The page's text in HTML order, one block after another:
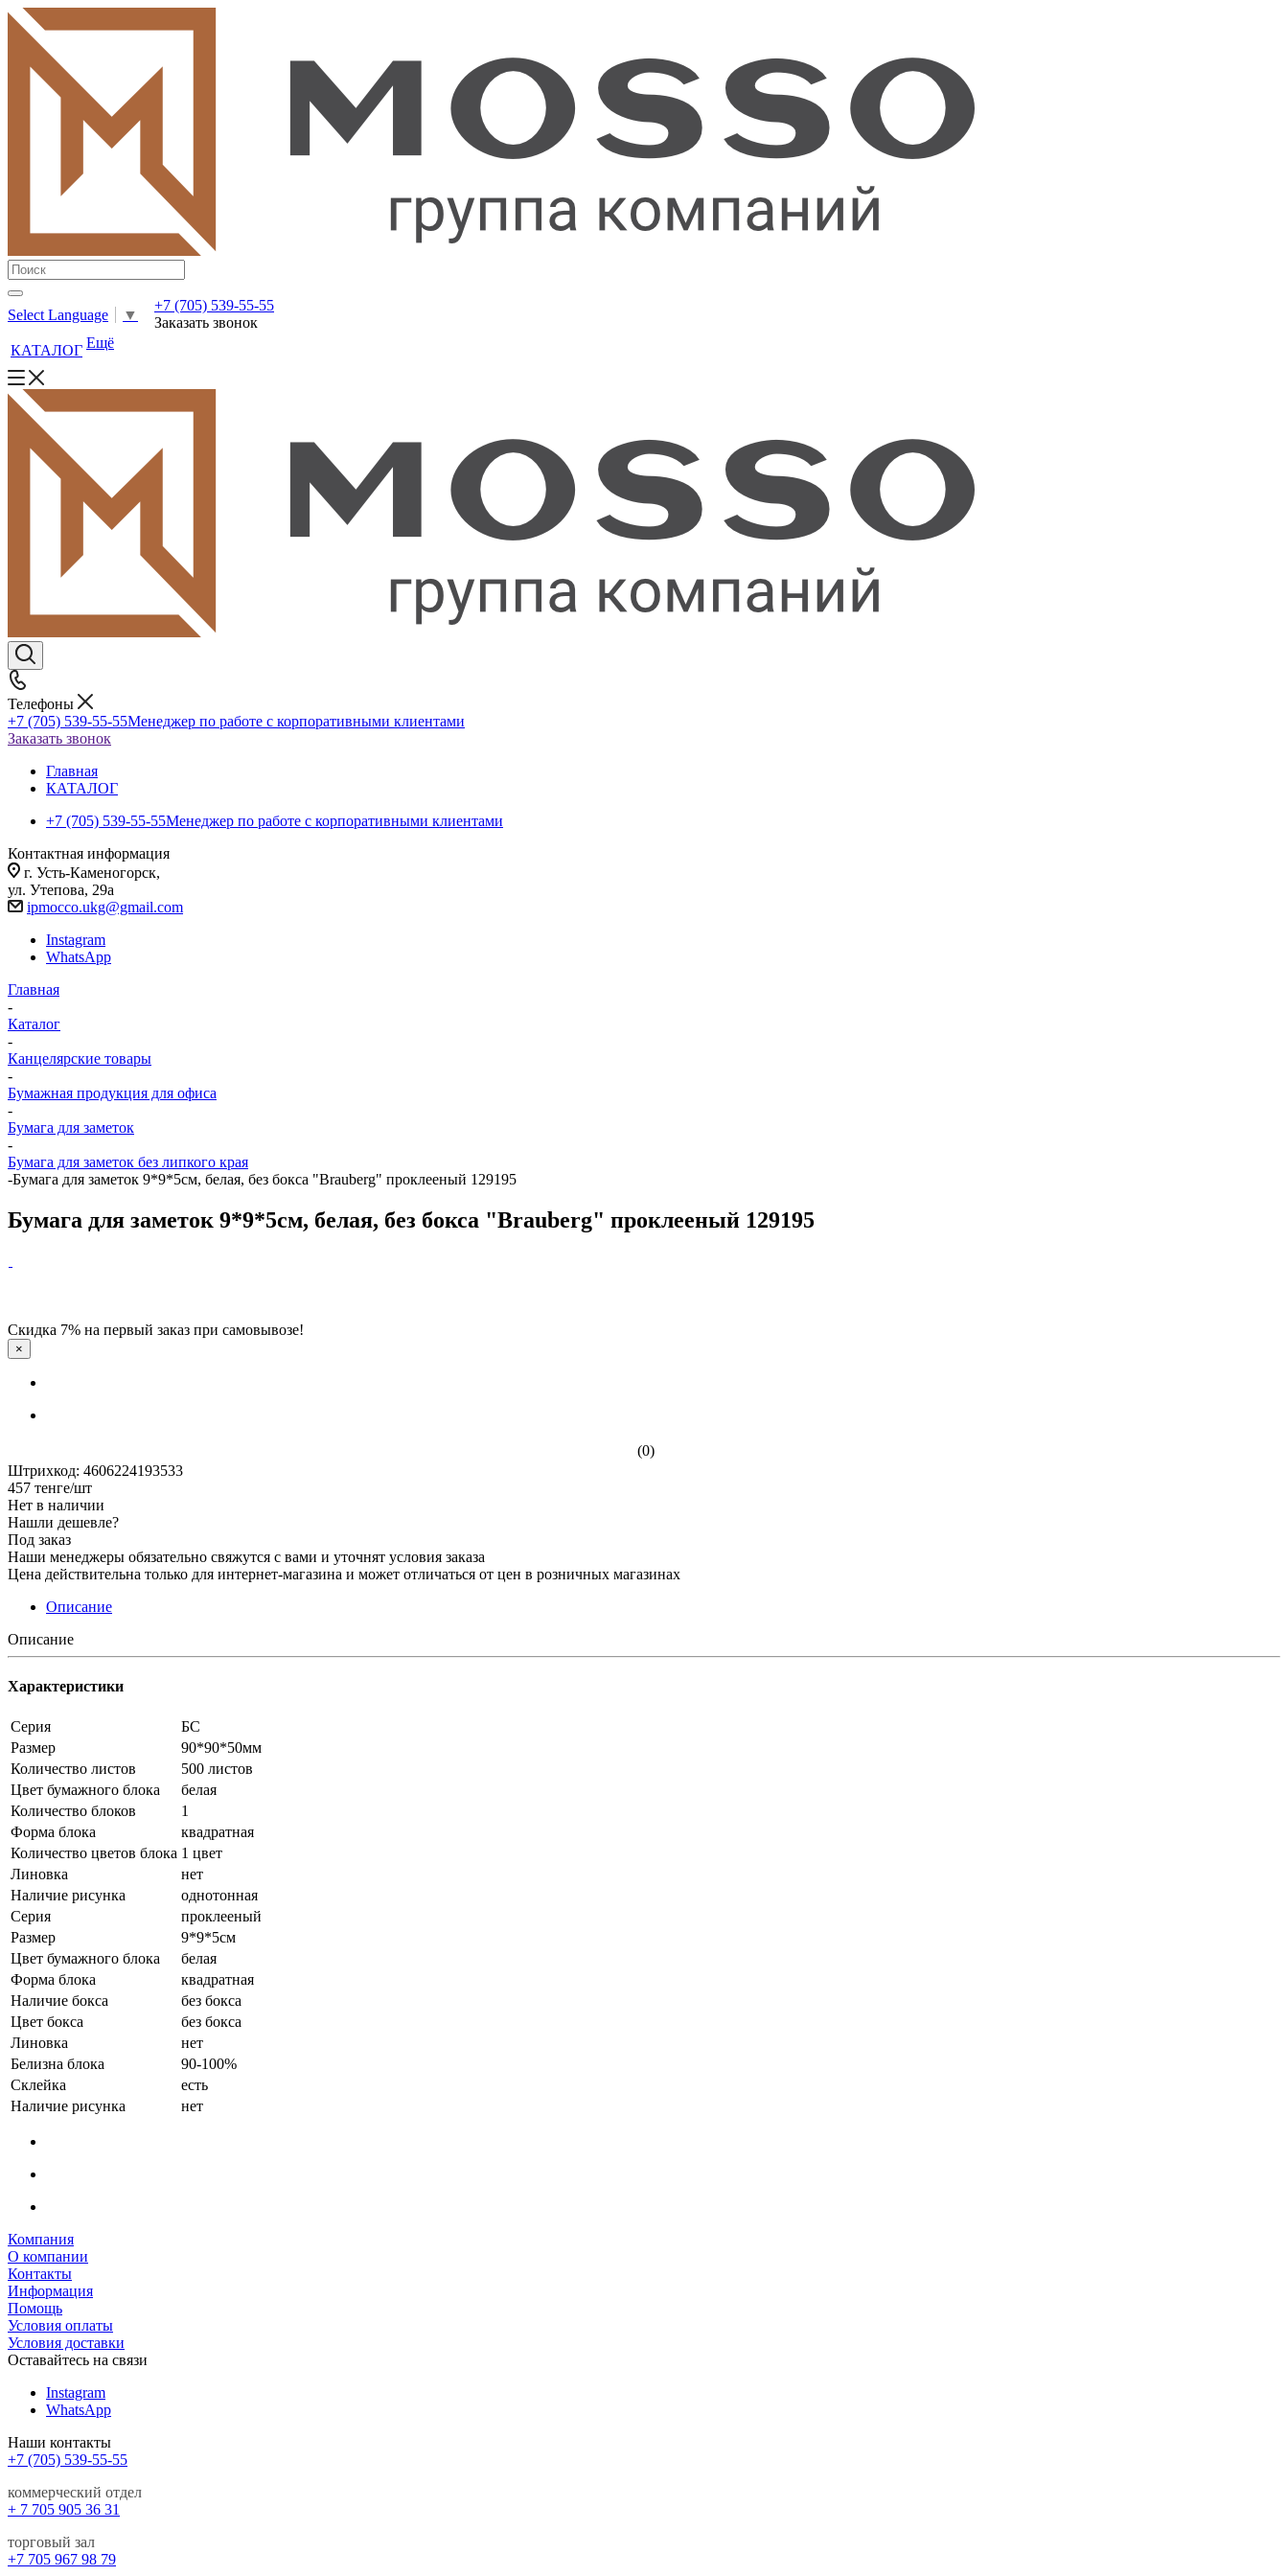
Select Language ▼
+7 (705) 539-55-55
Заказать звонок
КАТАЛОГ Ещё
Телефоны
+7 (705) 539-55-55Менеджер по работе с корпоративными клиентами
Заказать звонок
Главная
КАТАЛОГ
+7 (705) 539-55-55Менеджер по работе с корпоративными клиентами
Контактная информация
г. Усть-Каменогорск,
ул. Утепова, 29а
ipmocco.ukg@gmail.com
Instagram
WhatsApp
Главная
-
Каталог
-
Канцелярские товары
-
Бумажная продукция для офиса
-
Бумага для заметок
-
Бумага для заметок без липкого края
-Бумага для заметок 9*9*5см, белая, без бокса "Brauberg" проклееный 129195
Бумага для заметок 9*9*5см, белая, без бокса "Brauberg" проклееный 129195
Скидка 7% на первый заказ при самовывозе!
×
(0)
Штрихкод: 4606224193533
457 тенге/шт
Нет в наличии
Нашли дешевле?
Под заказ
Наши менеджеры обязательно свяжутся с вами и уточнят условия заказа
Цена действительна только для интернет-магазина и может отличаться от цен в розничных магазинах
Описание
Описание
Характеристики
Серия
БС
Размер
90*90*50мм
Количество листов
500 листов
Цвет бумажного блока
белая
Количество блоков
1
Форма блока
квадратная
Количество цветов блока 1 цвет
Линовка
нет
Наличие рисунка
однотонная
Серия
проклееный
Размер
9*9*5см
Цвет бумажного блока
белая
Форма блока
квадратная
Наличие бокса
без бокса
Цвет бокса
без бокса
Линовка
нет
Белизна блока
90-100%
Склейка
есть
Наличие рисунка
нет
Компания
О компании
Контакты
Информация
Помощь
Условия оплаты
Условия доставки
Оставайтесь на связи
Instagram
WhatsApp
Наши контакты
+7 (705) 539-55-55
коммерческий отдел
+ 7 705 905 36 31
торговый зал
+7 705 967 98 79